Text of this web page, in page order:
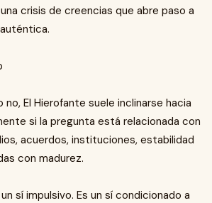
crisis de creencias que abre paso a
no, El Hierofante suele inclinarse hacia
si la pregunta está relacionada con
acuerdos, instituciones, estabilidad
con madurez.
sí impulsivo. Es un sí condicionado a